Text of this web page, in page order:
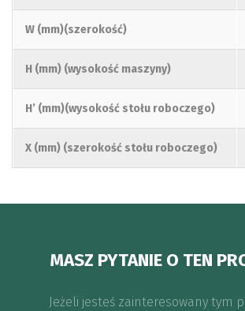
W (mm)(szerokość)
H (mm) (wysokość maszyny)
H’ (mm)(wysokość stołu roboczego)
X (mm) (szerokość stołu roboczego)
MASZ PYTANIE O TEN
Jeżeli jesteś zainteresowany tym